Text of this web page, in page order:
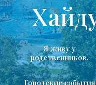
Я живу у
родственников.
Городские события